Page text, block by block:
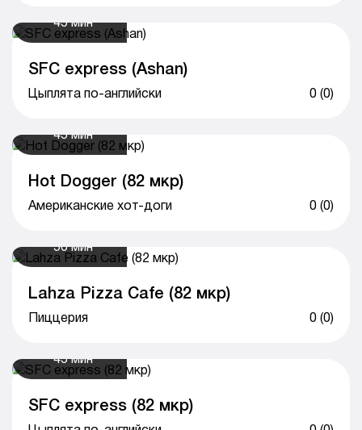
45 мин
SFC express (Ashan)
Цыплята по-английски 0 (0)
45 мин
Hot Dogger (82 мкр)
Американские хот-доги 0 (0)
50 мин
Lahza Pizza Cafe (82 мкр)
Пиццерия 0 (0)
45 мин
SFC express (82 мкр)